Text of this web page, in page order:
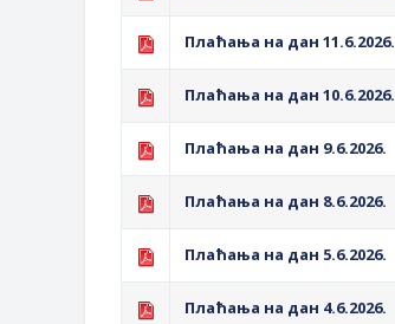
Плаћања на дан 11.6.2026.
Плаћања на дан 10.6.2026.
Плаћања на дан 9.6.2026.
Плаћања на дан 8.6.2026.
Плаћања на дан 5.6.2026.
Плаћања на дан 4.6.2026.